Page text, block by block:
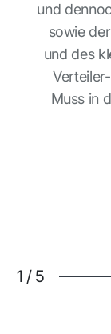
und
sowie
und des
Muss in
1 / 5